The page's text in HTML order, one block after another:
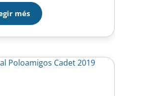
els nois d’en Javi visiten la
del Atl.Barceloneta rival
en aquesta lluita i que
està un punt per
més